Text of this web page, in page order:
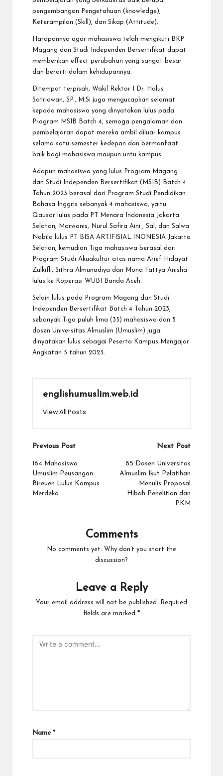
pengembangan Pengetahuan (knowledge),
Keterampilan (Skill), dan Sikap (Attitude).
Harapannya agar mahasiswa telah mengikuti BKP
Magang dan Studi Independen Bersertifikat dapat
memberikan effect perubahan yang sangat besar
dan berarti dalam kehidupannya.
Ditempat terpisah, Wakil Rektor I Dr. Halus
Satriawan, SP., M.Si juga mengucapkan selamat
kepada mahasiswa yang dinyatakan lulus pada
Program MSIB Batch 4, semoga pengalaman dan
pembelajaran dapat mereka ambil diluar kampus
selama satu semester kedepan dan bermanfaat
baik bagi mahasiswa maupun untu kampus.
Adapun mahasiswa yang lulus Program Magang
dan Studi Independen Bersertifikat (MSIB) Batch 4
Tahun 2023 berasal dari Program Studi Pendidikan
Bahasa Inggris sebanyak 4 mahasiswa, yaitu:
Qausar lulus pada PT Menara Indonesia Jakarta
Selatan, Marwanis, Nurul Safira Aini , Sal, dan Salwa
Nabila lulus PT BISA ARTIFISIAL INONESIA Jakarta
Selatan, kemudian Tiga mahasiswa berasal dari
Program Studi Akuakultur atas nama Arief Hidayat
Zulkifli, Sithra Almunadiya dan Mona Fattya Anisha
lulus ke Koperasi WUBI Banda Aceh.
Selain lulus pada Program Magang dan Studi
Independen Bersertifikat Batch 4 Tahun 2023,
sebanyak Tiga puluh lima (35) mahasiswa dan 5
dosen Universitas Almuslim (Umuslim) juga
dinyatakan lulus sebagai Peserta Kampus Mengajar
Angkatan 5 tahun 2023.
englishumuslim.web.id
View All Posts
Previous Post
164 Mahasiswa
Umuslim Peusangan
Bireuen Lulus Kampus
Merdeka
Next Post
85 Dosen Universitas
Almuslim Ikut Pelatihan
Menulis Proposal
Hibah Penelitian dan
PKM
Comments
No comments yet. Why don’t you start the
discussion?
Leave a Reply
Your email address will not be published.
Required
fields are marked *
Name *